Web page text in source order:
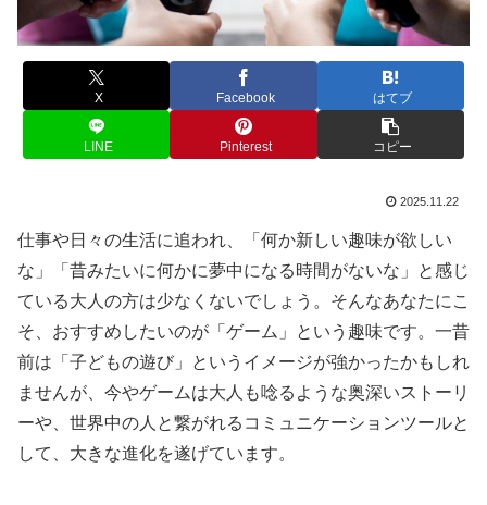
X Facebook はてブ
LINE Pinterest コピー
2025.11.22
仕事や日々の生活に追われ、「何か新しい趣味が欲しい
な」「昔みたいに何かに夢中になる時間がないな」と感じ
ている大人の方は少なくないでしょう。そんなあなたにこ
そ、おすすめしたいのが「ゲーム」という趣味です。一昔
前は「子どもの遊び」というイメージが強かったかもしれ
ませんが、今やゲームは大人も唸るような奥深いストーリ
ーや、世界中の人と繋がれるコミュニケーションツールと
して、大きな進化を遂げています。